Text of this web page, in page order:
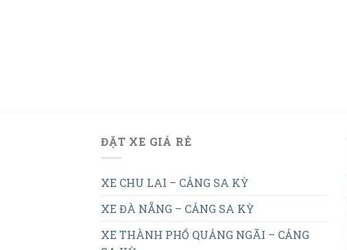
ĐẶT XE GIÁ RẺ
XE CHU LAI – CẢNG SA KỲ
XE ĐÀ NẴNG – CẢNG SA KỲ
XE THÀNH PHỐ QUẢNG NGÃI – CẢNG